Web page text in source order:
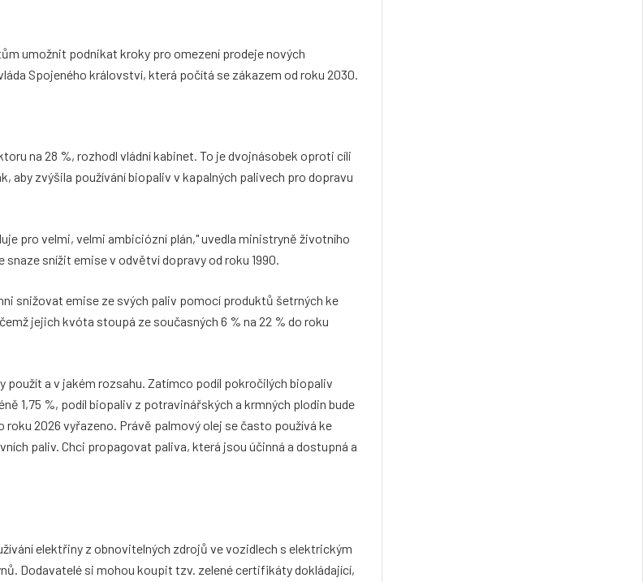
umožnit podnikat kroky pro omezení prodeje nových
Spojeného království, která počítá se zákazem od roku 2030.
na 28 %, rozhodl vládní kabinet. To je dvojnásobek oproti cíli
aby zvýšila používání biopaliv v kapalných palivech pro dopravu
pro velmi, velmi ambiciózní plán," uvedla ministryně životního
snížit emise v odvětví dopravy od roku 1990.
snižovat emise ze svých paliv pomocí produktů šetrných ke
jejich kvóta stoupá ze současných 6 % na 22 % do roku
a v jakém rozsahu. Zatímco podíl pokročilých biopaliv
1,75 %, podíl biopaliv z potravinářských a krmných plodin bude
2026 vyřazeno. Právě palmový olej se často používá ke
paliv. Chci propagovat paliva, která jsou účinná a dostupná a
elektřiny z obnovitelných zdrojů ve vozidlech s elektrickým
Dodavatelé si mohou koupit tzv. zelené certifikáty dokládající,